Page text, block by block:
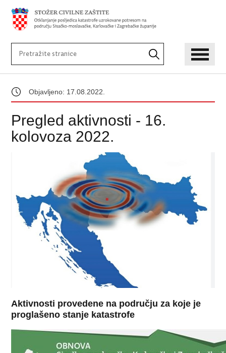
Objavljeno: 17.08.2022.
Pregled aktivnosti - 16.
kolovoza 2022.
Aktivnosti provedene na području za koje je
proglašeno stanje katastrofe